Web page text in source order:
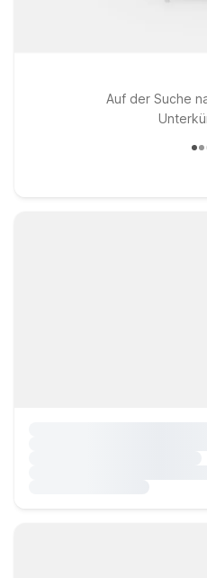
Auf der Suche